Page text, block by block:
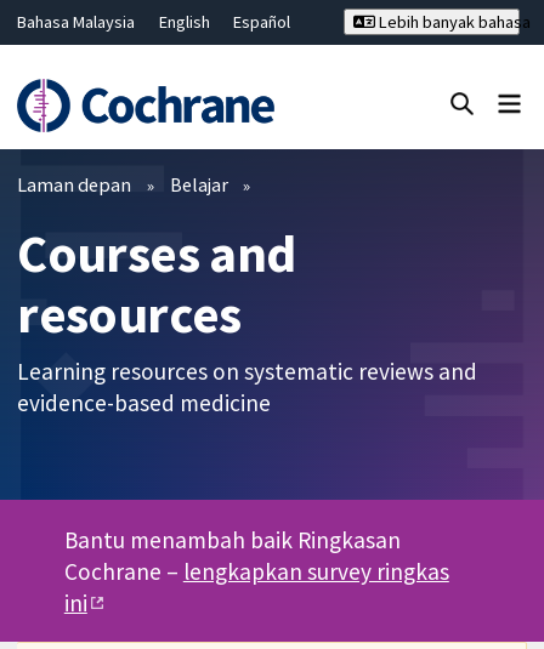
Bahasa Malaysia English
Español
Hrvatski
Deutsch ไทย
繁體中文
简体中文
Lebih banyak bahasa
Penapis
Laman depan Belajar
Courses and
resources
Learning resources on systematic reviews and
evidence-based medicine
Bantu menambah baik Ringkasan
Cochrane – lengkapkan survey ringkas
ini